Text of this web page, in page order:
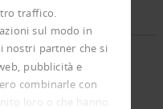
traffico.
sul modo in
nostri partner che si
pubblicità e
combinarle con
loro o che hanno